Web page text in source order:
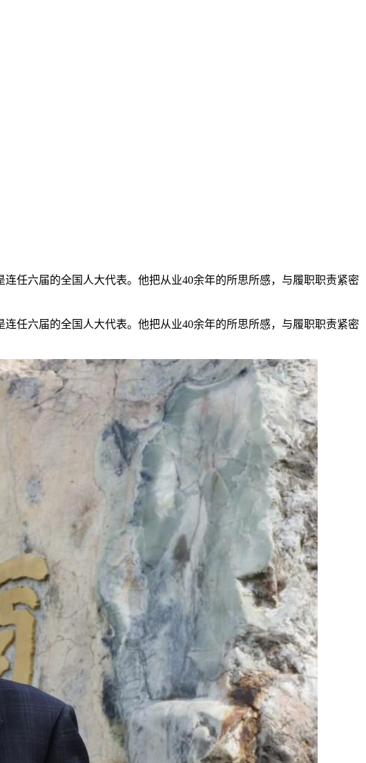
六届的全国人大代表。他把从业40余年的所思所感，与履职职责紧密
六届的全国人大代表。他把从业40余年的所思所感，与履职职责紧密